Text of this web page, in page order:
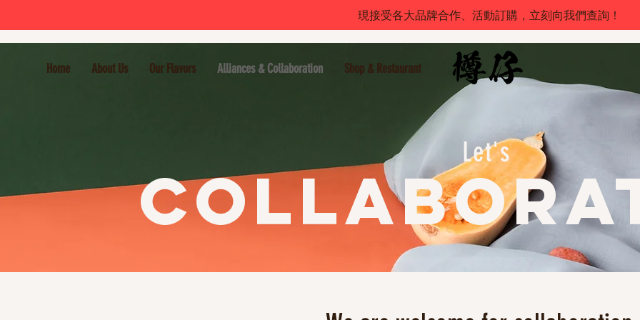
Home About Us Our Flavors Alliances & Collaboration Shop & Restaurant
現接受各大品牌合作、活動訂購，立刻向我們查詢！
Let's